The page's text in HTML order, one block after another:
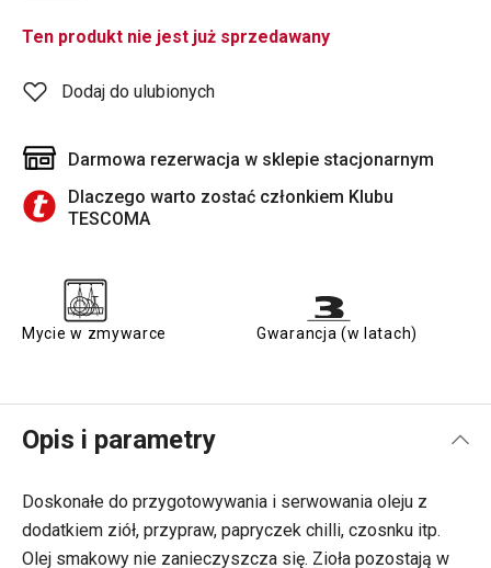
Ten produkt nie jest już sprzedawany
Dodaj do ulubionych
Darmowa rezerwacja w sklepie stacjonarnym
Dlaczego warto zostać członkiem Klubu
TESCOMA
Mycie w zmywarce Gwarancja (w latach)
Opis i parametry
Doskonałe do przygotowywania i serwowania oleju z
dodatkiem ziół, przypraw, papryczek chilli, czosnku itp.
Olej smakowy nie zanieczyszcza się. Zioła pozostają w